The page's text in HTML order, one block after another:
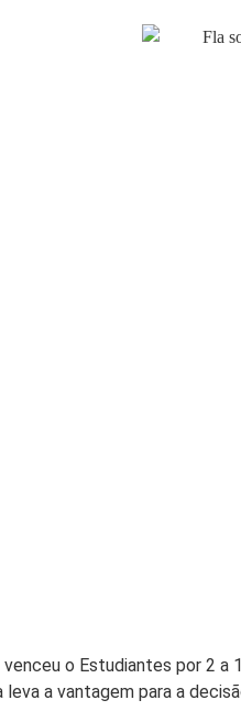
venceu o Estudiantes por 2 a
a vantagem para a